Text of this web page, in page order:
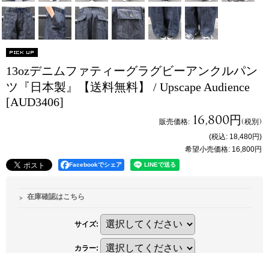
13ozデニムファティーグラグビーアンクルパン
ツ『日本製』【送料無料】 / Upscape Audience
[AUD3406]
販売価格: 16,800円(税別)
(税込: 18,480円)
希望小売価格: 16,800円
Facebookでシェア
在庫確認はこちら
サイズ:
カラー: